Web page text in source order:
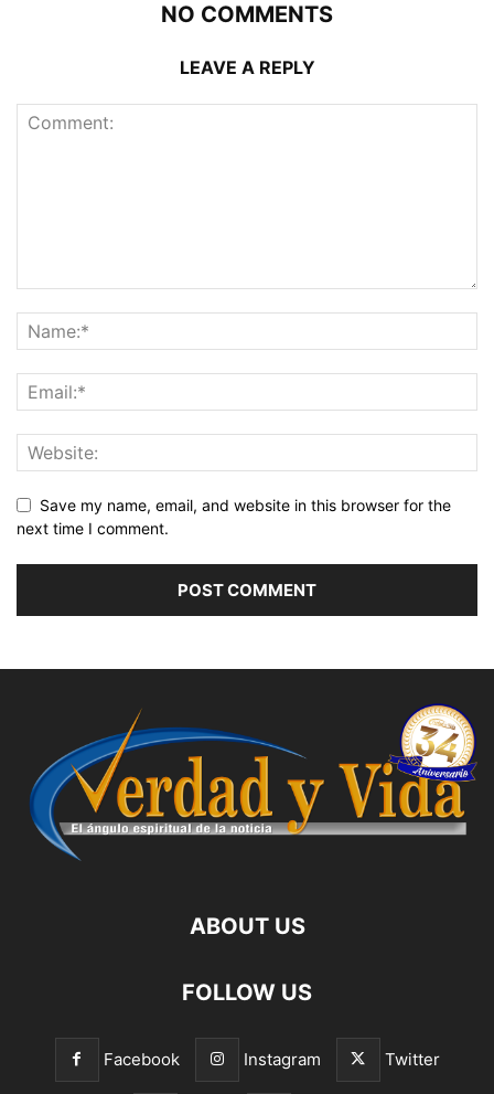
NO COMMENTS
LEAVE A REPLY
Save my name, email, and website in this browser for the
next time I comment.
ABOUT US
FOLLOW US
Facebook Instagram Twitter